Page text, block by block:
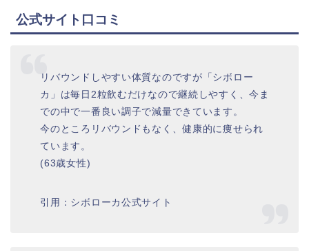
公式サイト口コミ
リバウンドしやすい体質なのですが「シボロー
カ」は毎日2粒飲むだけなので継続しやすく、今ま
での中で一番良い調子で減量できています。
今のところリバウンドもなく、健康的に痩せられ
ています。
(63歳女性)
引用：シボローカ公式サイト